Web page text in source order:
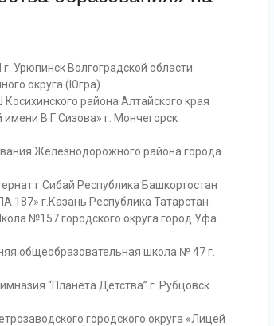
Урюпинск Волгоградской области
округа (Югра)
района Алтайского края
В.Г.Сизова» г. Мончегорск
Железнодорожного района города
г.Сибай Республика Башкортостан
г.Казань Республика Татарстан
№157 городского округа город Уфа
общеобразовательная школа № 47 г.
“Планета Детства” г. Рубцовск
городского округа «Лицей